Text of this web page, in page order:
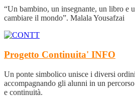
“Un bambino, un insegnante, un libro e
cambiare il mondo”. Malala Yousafzai
Progetto Continuita' INFO
Un ponte simbolico unisce i diversi
accompagnando gli alunni in un
e continuità.